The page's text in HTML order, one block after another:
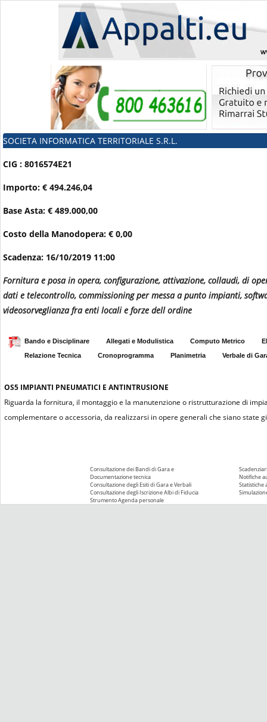
SOCIETA INFORMATICA TERRITORIALE S.R.L.
CIG : 8016574E21
Importo: € 494.246,04
Base Asta: € 489.000,00
Costo della Manodopera: € 0,00
Scadenza: 16/10/2019 11:00
Fornitura e posa in opera, configurazione, attivazione, collaudi, di
dati e telecontrollo, commissioning per messa a punto impianti,
videosorveglianza fra enti locali e forze dell ordine
Bando e Disciplinare Allegati e Modulistica Computo Metrico
Relazione Tecnica
Cronoprogramma Planimetria Verbale di
OS5 IMPIANTI PNEUMATICI E ANTINTRUSIONE
Riguarda la fornitura, il montaggio e la manutenzione o ristrutturazione di
complementare o accessoria, da realizzarsi in opere generali che siano state
Consultazione dei Bandi di Gara e
Documentazione tecnica
Consultazione degli Esiti di Gara e Verbali
Consultazione degli Iscrizione Albi di Fiducia
Strumento Agenda personale
Notifiche
Statistiche